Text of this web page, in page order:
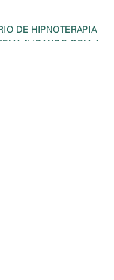
DE HIPNOTERAPIA
"LIDANDO COM A